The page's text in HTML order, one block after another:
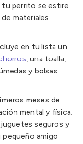
tu perrito se estire
materiales
en tu lista un
, una toalla,
y bolsas
meses de
mental y física,
seguros y
pequeño amigo